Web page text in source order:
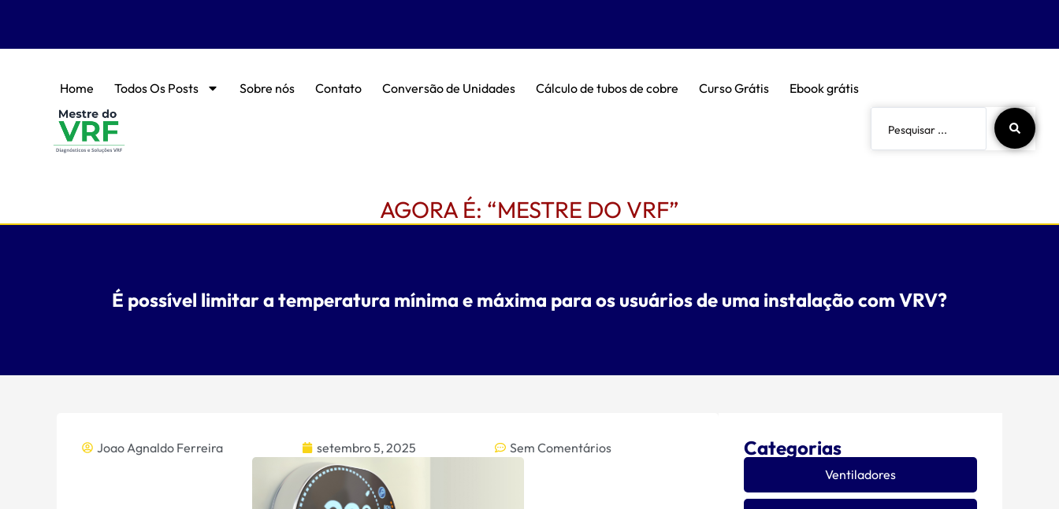
Home Todos Os Posts Sobre nós Contato Conversão de Unidades Cálculo de tubos de cobre Curso Grátis Ebook grátis
AGORA É: “MESTRE DO VRF”
É possível limitar a temperatura mínima e máxima para os usuários de uma instalação com VRV?
Joao Agnaldo Ferreira setembro 5, 2025 Sem Comentários Categorias
Ventiladores